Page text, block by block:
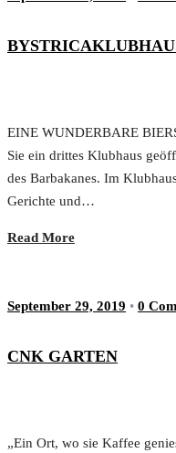
EINE WUNDERBARE
Sie ein drittes Klubhaus
des Barbakanes. Im
Gerichte und…
Read More
September 29, 2019 • 0
CNK GARTEN
„Ein Ort, wo sie Kaffee